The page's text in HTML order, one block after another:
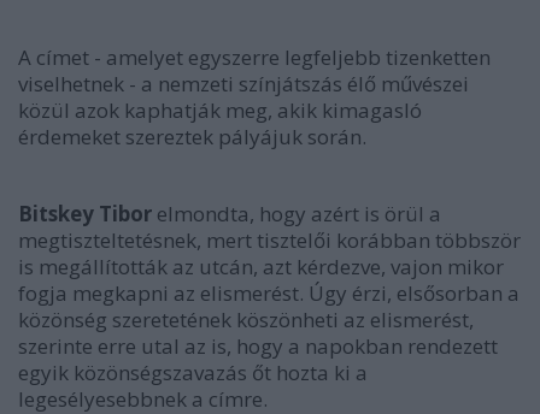
A címet - amelyet egyszerre legfeljebb tizenketten
viselhetnek - a nemzeti színjátszás élő művészei
közül azok kaphatják meg, akik kimagasló
érdemeket szereztek pályájuk során.
Bitskey Tibor elmondta, hogy azért is örül a
megtiszteltetésnek, mert tisztelői korábban többször
is megállították az utcán, azt kérdezve, vajon mikor
fogja megkapni az elismerést. Úgy érzi, elsősorban a
közönség szeretetének köszönheti az elismerést,
szerinte erre utal az is, hogy a napokban rendezett
egyik közönségszavazás őt hozta ki a
legesélyesebbnek a címre.